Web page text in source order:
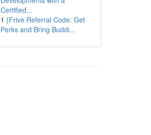
Certified...
1 {Frive Referral Code: Get
Perks and Bring Buddi...